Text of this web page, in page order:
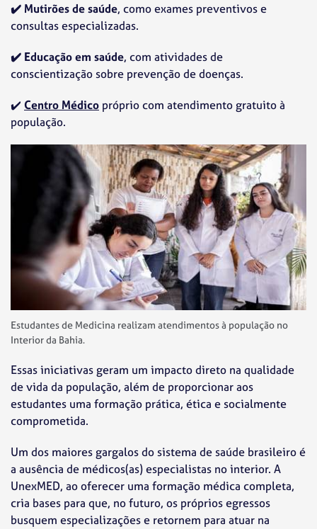
✔️ Mutirões de saúde, como exames preventivos e
consultas especializadas.
✔️ Educação em saúde, com atividades de
conscientização sobre prevenção de doenças.
✔️ Centro Médico próprio com atendimento gratuito à
população.
Estudantes de Medicina realizam atendimentos à população no
Interior da Bahia.
Essas iniciativas geram um impacto direto na qualidade
de vida da população, além de proporcionar aos
estudantes uma formação prática, ética e socialmente
comprometida.
Um dos maiores gargalos do sistema de saúde brasileiro é
a ausência de médicos(as) especialistas no interior. A
UnexMED, ao oferecer uma formação médica completa,
cria bases para que, no futuro, os próprios egressos
busquem especializações e retornem para atuar na